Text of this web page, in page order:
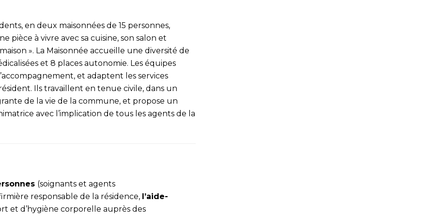
en deux maisonnées de 15 personnes,
pièce à vivre avec sa cuisine, son salon et
». La Maisonnée accueille une diversité de
et 8 places autonomie. Les équipes
et adaptent les services
Ils travaillent en tenue civile, dans un
de la vie de la commune, et propose un
avec l’implication de tous les agents de la
(soignants et agents
responsable de la résidence, l’aide-
et d’hygiène corporelle auprès des